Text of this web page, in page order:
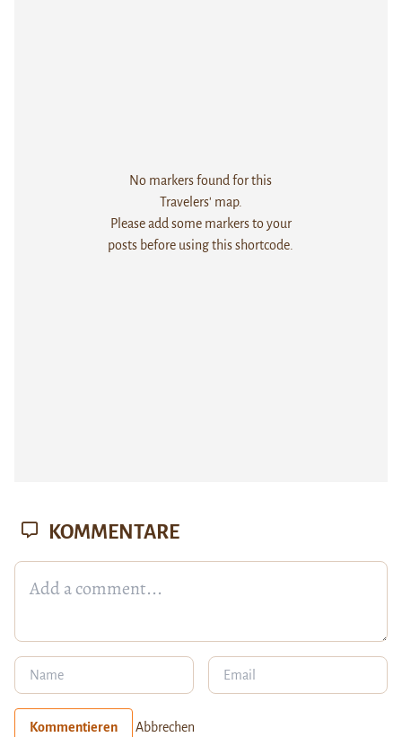
No markers found for this
Travelers' map.
Please add some markers to your
posts before using this shortcode.
KOMMENTARE
Kommentieren Abbrechen